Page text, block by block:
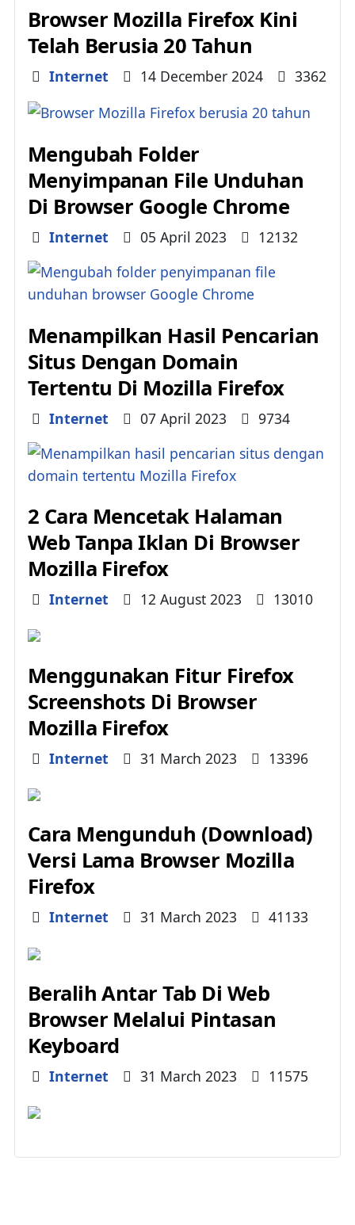
Browser Mozilla Firefox Kini
Telah Berusia 20 Tahun
Details
Internet 14 December 2024 3362
Mengubah Folder
Menyimpanan File Unduhan
Di Browser Google Chrome
Details
Internet 05 April 2023 12132
Menampilkan Hasil Pencarian
Situs Dengan Domain
Tertentu Di Mozilla Firefox
Details
Internet 07 April 2023 9734
2 Cara Mencetak Halaman
Web Tanpa Iklan Di Browser
Mozilla Firefox
Details
Internet 12 August 2023 13010
Menggunakan Fitur Firefox
Screenshots Di Browser
Mozilla Firefox
Details
Internet 31 March 2023 13396
Cara Mengunduh (Download)
Versi Lama Browser Mozilla
Firefox
Details
Internet 31 March 2023 41133
Beralih Antar Tab Di Web
Browser Melalui Pintasan
Keyboard
Details
Internet 31 March 2023 11575